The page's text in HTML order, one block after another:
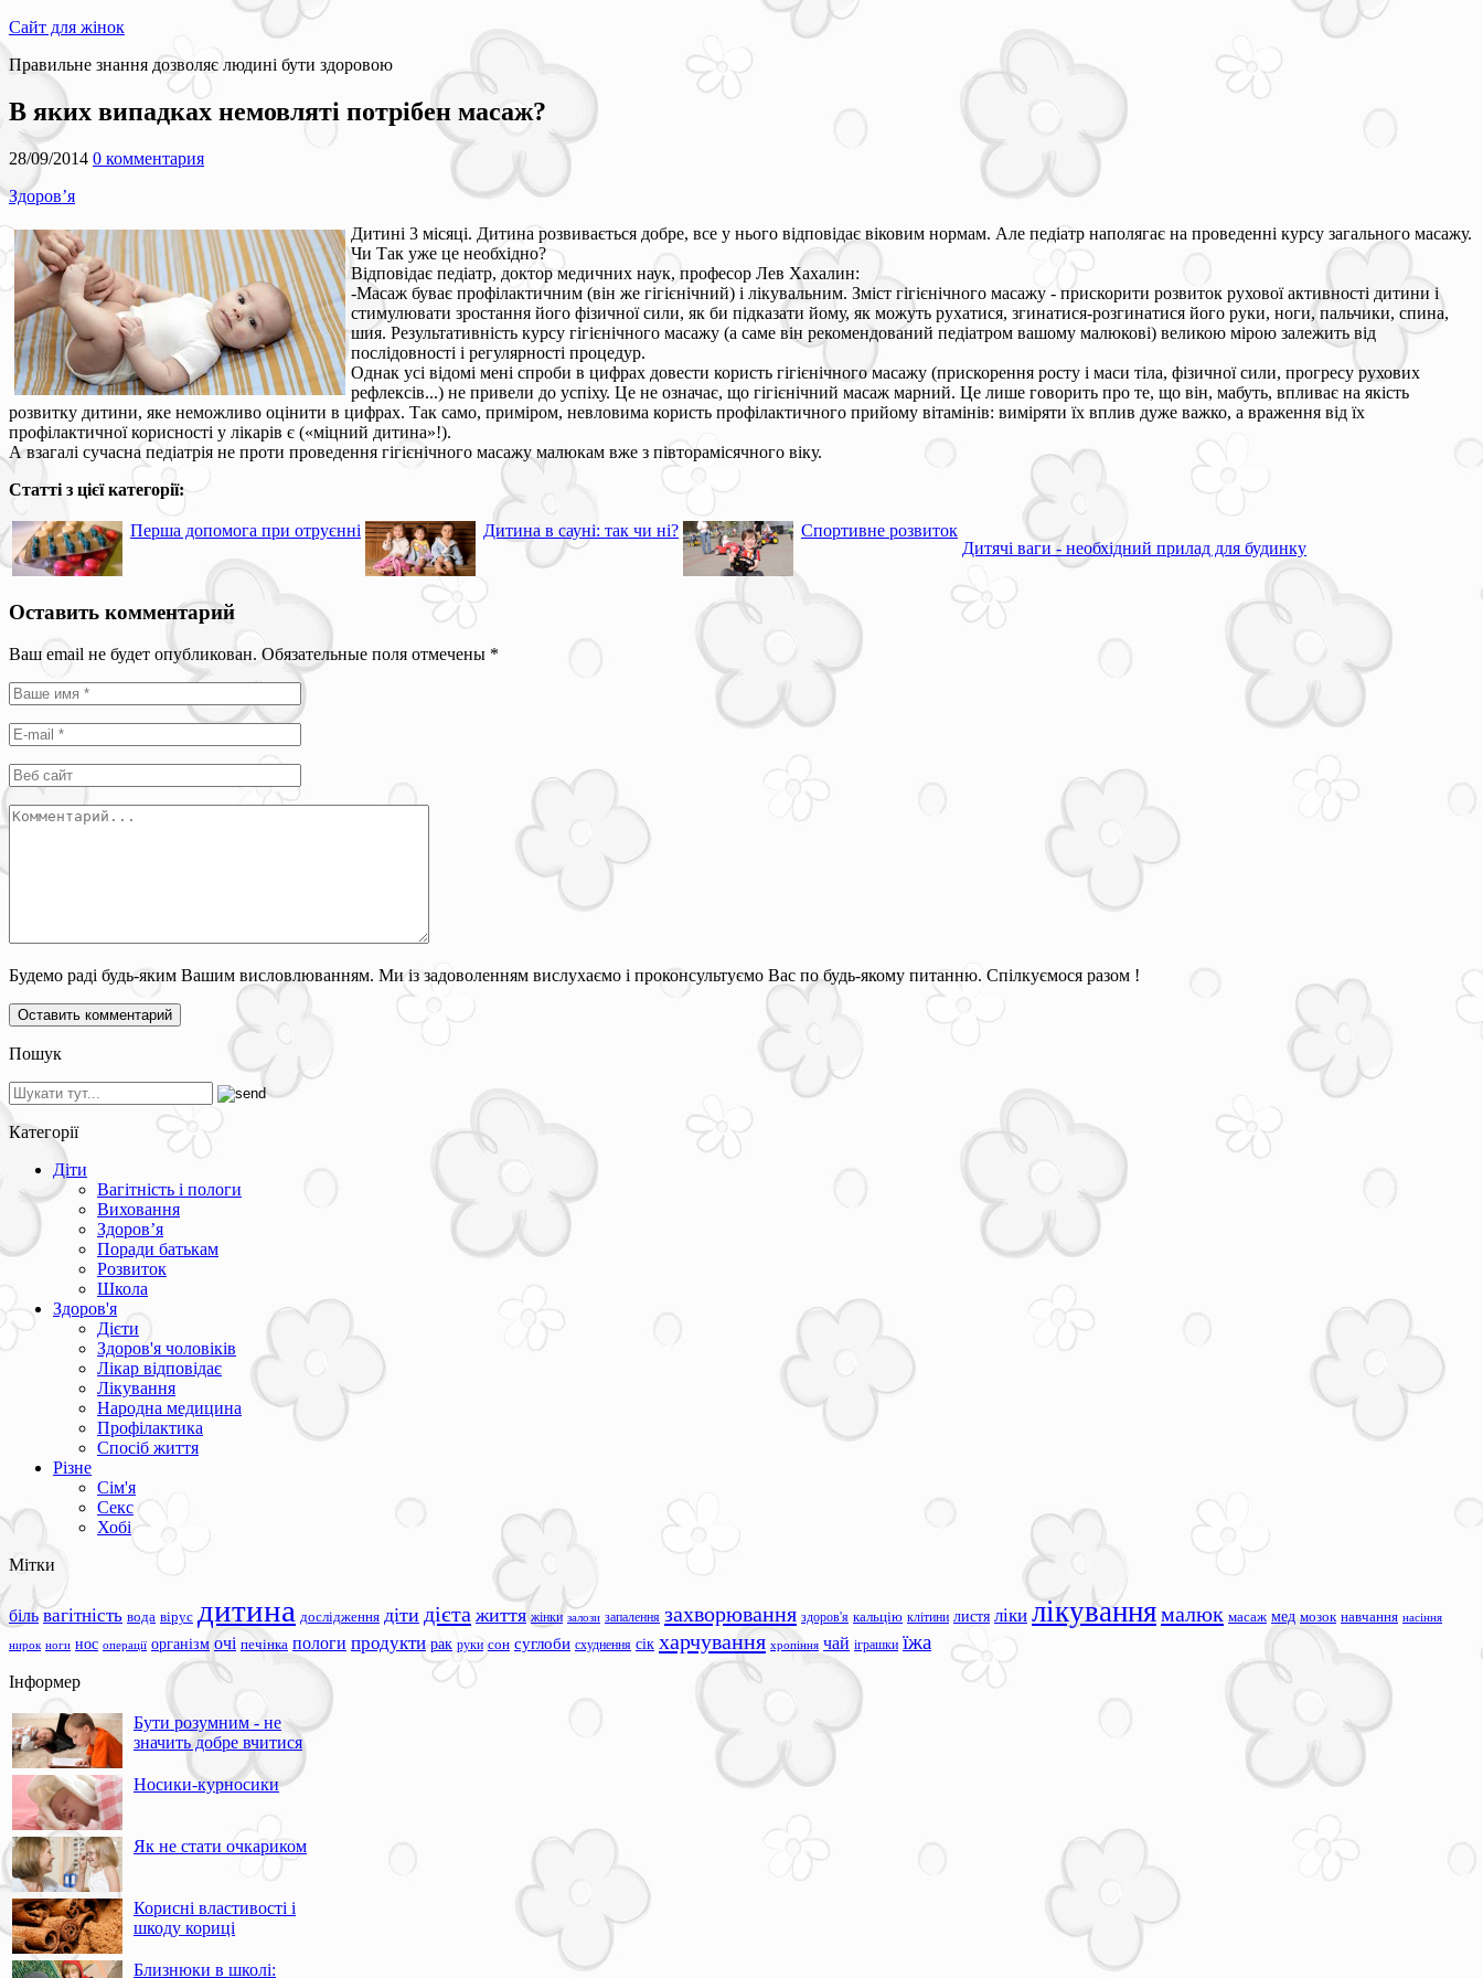
Сайт для жінок
Правильне знання дозволяє людині бути здоровою
В яких випадках немовляті потрібен масаж?
28/09/2014 0 комментария
Здоров’я
Дитині 3 місяці. Дитина розвивається добре, все у нього відповідає віковим нормам. Але педіатр наполягає на проведенні курсу загального масажу.
Чи Так уже це необхідно?
Відповідає педіатр, доктор медичних наук, професор Лев Хахалин:
-Масаж буває профілактичним (він же гігієнічний) і лікувальним. Зміст гігієнічного масажу - прискорити розвиток рухової активності дитини і
стимулювати зростання його фізичної сили, як би підказати йому, як можуть рухатися, згинатися-розгинатися його руки, ноги, пальчики, спина,
шия. Результативність курсу гігієнічного масажу (а саме він рекомендований педіатром вашому малюкові) великою мірою залежить від
послідовності і регулярності процедур.
Однак усі відомі мені спроби в цифрах довести користь гігієнічного масажу (прискорення росту і маси тіла, фізичної сили, прогресу рухових
рефлексів...) не привели до успіху. Це не означає, що гігієнічний масаж марний. Це лише говорить про те, що він, мабуть, впливає на якість
розвитку дитини, яке неможливо оцінити в цифрах. Так само, приміром, невловима користь профілактичного прийому вітамінів: виміряти їх вплив дуже важко, а враження від їх
профілактичної корисності у лікарів є («міцний дитина»!).
А взагалі сучасна педіатрія не проти проведення гігієнічного масажу малюкам вже з півторамісячного віку.
Статті з цієї категорії:
Перша допомога при отруєнні Дитина в сауні: так чи ні?
Спортивне розвиток
Дитячі ваги - необхідний прилад для будинку
Оставить комментарий
Ваш email не будет опубликован. Обязательные поля отмечены *
Будемо раді будь-яким Вашим висловлюванням. Ми із задоволенням вислухаємо і проконсультуємо Вас по будь-якому питанню. Спілкуємося разом !
Пошук
Категорії
Діти
Вагітність і пологи
Виховання
Здоров’я
Поради батькам
Розвиток
Школа
Здоров'я
Дієти
Здоров'я чоловіків
Лікар відповідає
Лікування
Народна медицина
Профілактика
Спосіб життя
Різне
Сім'я
Секс
Хобі
Мітки
біль вагітність вода вірус дитина дослідження діти дієта життя жінки залози запалення захворювання здоров'я кальцію клітини листя ліки лікуваннямалюк масаж мед мозок навчання насіння
нирок ноги нос операції організм очі печінка пологи продукти рак руки сон суглоби схуднення сік харчування хропіння чай іграшки їжа
Інформер
Бути розумним - не
значить добре вчитися
Носики-курносики
Як не стати очкариком
Корисні властивості і
шкоду кориці
Близнюки в школі: